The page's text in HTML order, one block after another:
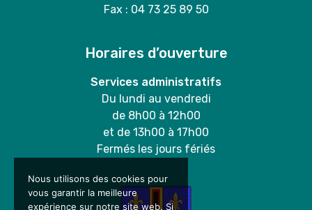
Fax : 04 73 25 89 50
Horaires d’ouverture
Services administratifs
Du lundi au vendredi
de 8h00 à 12h00
et de 13h00 à 17h00
Fermés les jours fériés
Nous utilisons des cookies pour
vous garantir la meilleure
expérience sur notre site web. Si